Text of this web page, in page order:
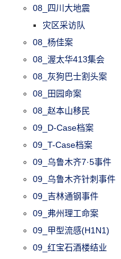
08_四川大地震
灾区采访队
08_杨佳案
08_渥太华413集会
08_灰狗巴士割头案
08_田园命案
08_赵本山移民
09_D-Case档案
09_T-Case档案
09_乌鲁木齐7·5事件
09_乌鲁木齐针刺事件
09_吉林通钢事件
09_弗州理工命案
09_甲型流感(H1N1)
09_红宝石酒楼结业